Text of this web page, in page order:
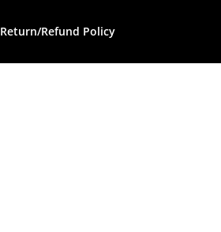
Return/Refund Policy